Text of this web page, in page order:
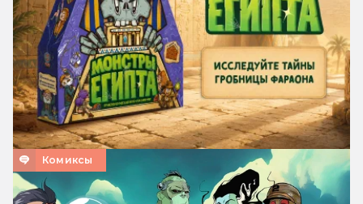
Комиксы